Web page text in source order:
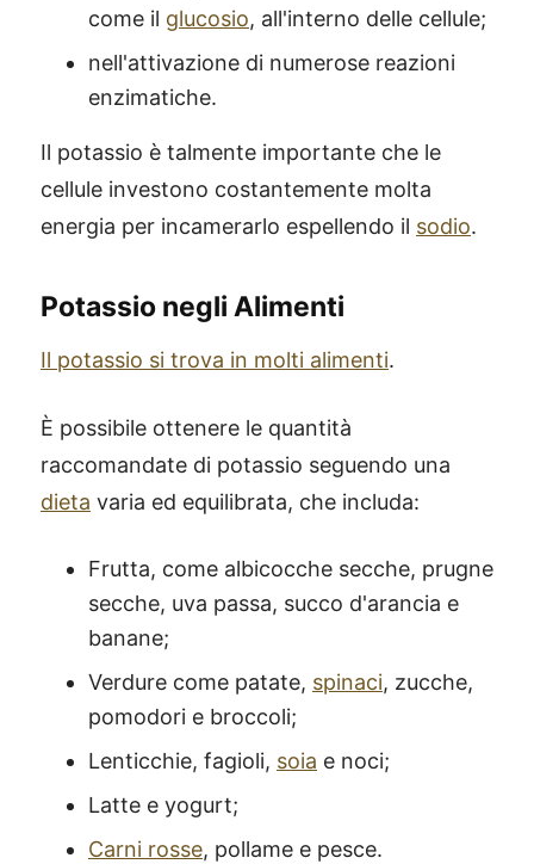
come il glucosio, all'interno delle cellule;
nell'attivazione di numerose reazioni
enzimatiche.
Il potassio è talmente importante che le
cellule investono costantemente molta
energia per incamerarlo espellendo il sodio.
Potassio negli Alimenti
Il potassio si trova in molti alimenti.
È possibile ottenere le quantità
raccomandate di potassio seguendo una
dieta varia ed equilibrata, che includa:
Frutta, come albicocche secche, prugne
secche, uva passa, succo d'arancia e
banane;
Verdure come patate, spinaci, zucche,
pomodori e broccoli;
Lenticchie, fagioli, soia e noci;
Latte e yogurt;
Carni rosse, pollame e pesce.